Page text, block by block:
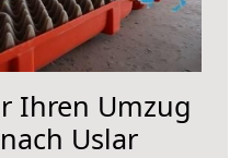
Ihren Umzug
Uslar